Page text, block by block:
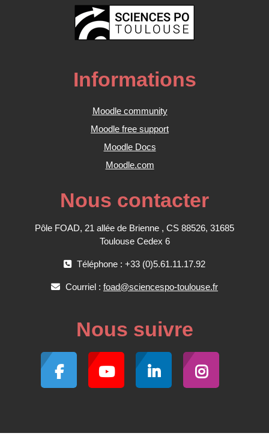
Informations
Moodle community
Moodle free support
Moodle Docs
Moodle.com
Nous contacter
Pôle FOAD, 21 allée de Brienne , CS 88526, 31685
Toulouse Cedex 6
Téléphone : +33 (0)5.61.11.17.92
Courriel : foad@sciencespo-toulouse.fr
Nous suivre